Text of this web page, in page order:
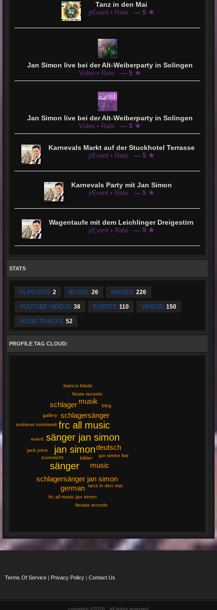
Tanz in den Mai
jrEvent • Rate — 5 ★
Jan Simon live bei der Alt-Weiberparty in Solingen
Video • Rate — 5 ★
Jan Simon live bei der Alt-Weiberparty in Solingen
Video • Rate — 5 ★
Karnevals Markt auf der Stuckhotel Terrasse
jrEvent • Rate — 5 ★
Karnevals Party mit Jan Simon
jrEvent • Rate — 5 ★
Wagentaufe mit dem Leichlinger Dreigestirn
jrEvent • Rate — 5 ★
STATS
PLAYLISTS: 2 BLOGS: 26 IMAGES: 226
YOUTUBE VIDEOS: 38 EVENTS: 110 VIDEOS: 150
AUDIO TRACKS: 52
PROFILE TAG CLOUD:
jan simon
sänger jan simon
frc all music
sänger
schlagersänger jan simon
schlagersänger
music
musik
schlager
deutsch
german
jan simon live
fiesta records
frc all music jan simon
jack price
bilder
zuversicht
bianca blade
andreas rosmiarek
gallery
fiessta records
blog
tanz in den mai
event
Terms Of Service | Privacy Policy | Contact Us
copyright ©2026 , all rights reserved